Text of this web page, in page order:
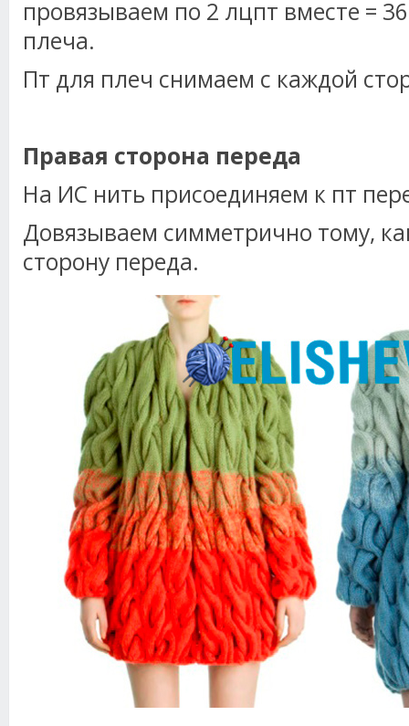
провязываем по 2 лцпт вместе =
плеча.
Пт для плеч снимаем с каждой
Правая сторона переда
На ИС нить присоединяем к пт
Довязываем симметрично тому,
сторону переда.